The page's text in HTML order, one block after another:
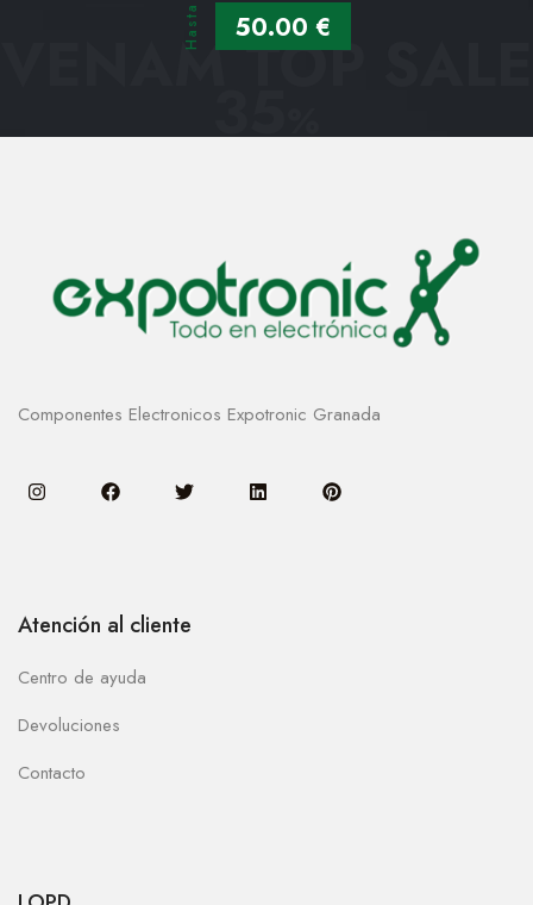
Hasta 50.00 €
VENAM TOP SALE
35
Componentes Electronicos Expotronic Granada
Atención al cliente
Centro de ayuda
Devoluciones
Contacto